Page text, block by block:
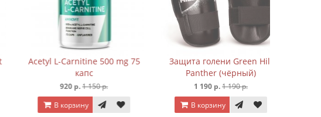
Acetyl L-Carnitine 500 mg 75
920 р.1 150 р.
В корзину
Защита голени Green Hill
Panther (чёрный)
1 190 р. 1 190 р.
В корзину